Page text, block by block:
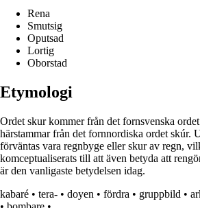
Rena
Smutsig
Oputsad
Lortig
Oborstad
Etymologi
Ordet skur kommer från det fornsvenska
härstammar från det fornnordiska ordet skúr.
förväntas vara regnbyge eller skur av regn,
komceptualiserats till att även betyda att
är den vanligaste betydelsen idag.
kabaré • tera- • doyen • fördra • gruppbild •